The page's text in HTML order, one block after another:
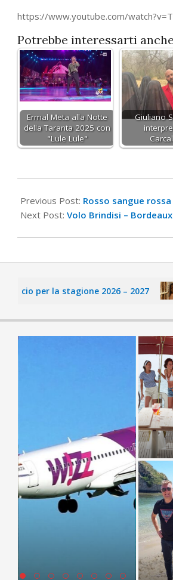
https://www.youtube.com/
Potrebbe interessarti
Ermal Meta alla Notte
della Taranta 2025 con
"Lule Lule"
Giuliano
03-
07
Previous Post: Rosso sangue
Next Post: Volo Brindisi –
per la stagione 2026 – 2027